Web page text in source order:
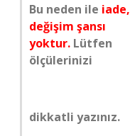
Bu neden ile iade,
değişim şansı
yoktur. Lütfen
ölçülerinizi
dikkatli yazınız.